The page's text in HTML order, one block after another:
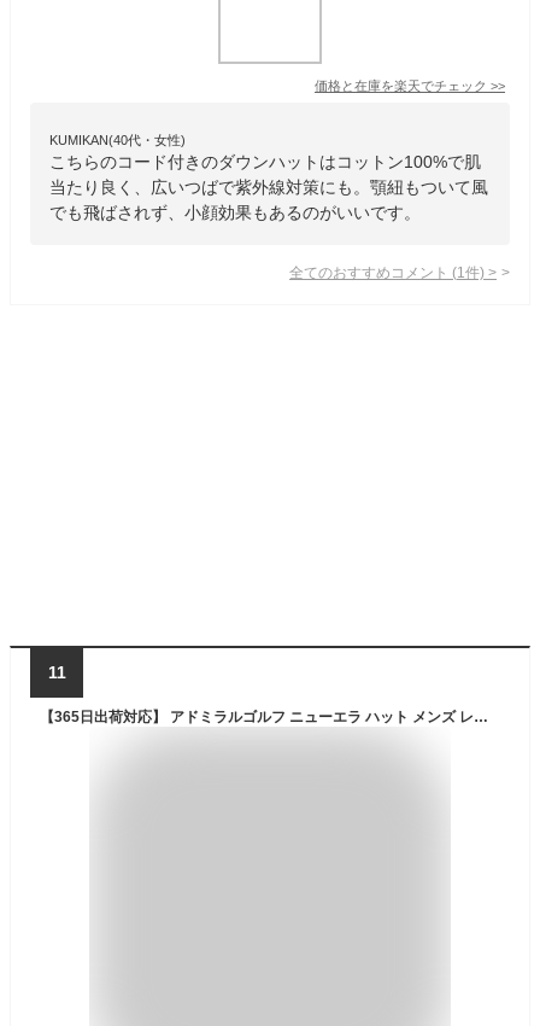
価格と在庫を楽天でチェック >>
KUMIKAN(40代・女性)
こちらのコード付きのダウンハットはコットン100%で肌
当たり良く、広いつばで紫外線対策にも。顎紐もついて風
でも飛ばされず、小顔効果もあるのがいいです。
全てのおすすめコメント (1 件) >
11
【365日出荷対応】 アドミラルゴルフ ニューエラ ハット メンズ レディース コラボ 帽子 アドベンチャーハット 接触冷感 吸水速乾 軽量 UVカット 無地 ブランド ADMB6A12 Admiral Golf NEW ERA